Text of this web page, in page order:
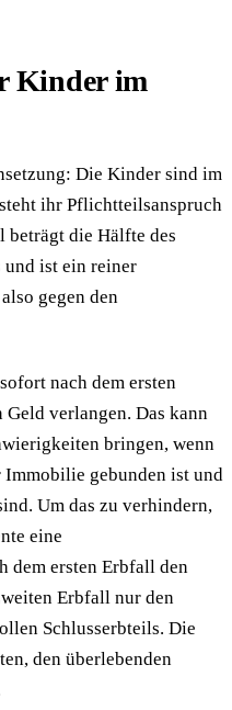
Kinder im
Die Kinder sind im
ihr Pflichtteilsanspruch
beträgt die Hälfte des
und ist ein reiner
gegen den
nach dem ersten
verlangen. Das kann
bringen, wenn
gebunden ist und
Um das zu verhindern,
eine
dem ersten Erbfall den
Erbfall nur den
Schlusserbteils. Die
den überlebenden